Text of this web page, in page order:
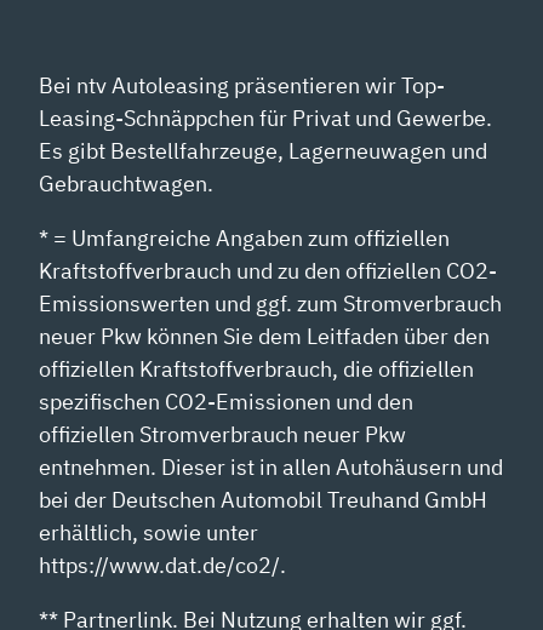
Bei ntv Autoleasing präsentieren wir Top-
Leasing-Schnäppchen für Privat und Gewerbe.
Es gibt Bestellfahrzeuge, Lagerneuwagen und
Gebrauchtwagen.
* = Umfangreiche Angaben zum offiziellen
Kraftstoffverbrauch und zu den offiziellen CO2-
Emissionswerten und ggf. zum Stromverbrauch
neuer Pkw können Sie dem Leitfaden über den
offiziellen Kraftstoffverbrauch, die offiziellen
spezifischen CO2-Emissionen und den
offiziellen Stromverbrauch neuer Pkw
entnehmen. Dieser ist in allen Autohäusern und
bei der Deutschen Automobil Treuhand GmbH
erhältlich, sowie unter
https://www.dat.de/co2/.
** Partnerlink. Bei Nutzung erhalten wir ggf.